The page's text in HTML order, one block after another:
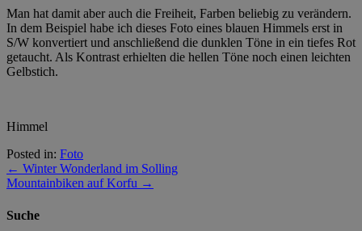
Man hat damit aber auch die Freiheit, Farben beliebig zu verändern.
In dem Beispiel habe ich dieses Foto eines blauen Himmels erst in
S/W konvertiert und anschließend die dunklen Töne in ein tiefes Rot
getaucht. Als Kontrast erhielten die hellen Töne noch einen leichten
Gelbstich.
Himmel
Posted in: Foto
← Winter Wonderland im Solling
Mountainbiken auf Korfu →
Suche